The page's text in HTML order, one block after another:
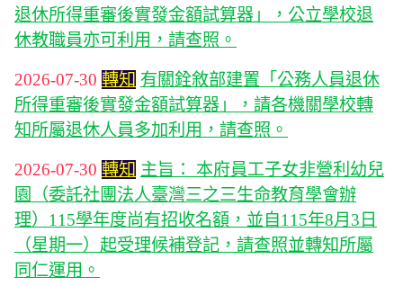
退休所得重審後實發金額試算器」，公立學校退
休教職員亦可利用，請查照。
2026-07-30 轉知 有關銓敘部建置「公務人員退休
所得重審後實發金額試算器」，請各機關學校轉
知所屬退休人員多加利用，請查照。
2026-07-30 轉知 主旨： 本府員工子女非營利幼兒
園（委託社團法人臺灣三之三生命教育學會辦
理）115學年度尚有招收名額，並自115年8月3日
（星期一）起受理候補登記，請查照並轉知所屬
同仁運用。